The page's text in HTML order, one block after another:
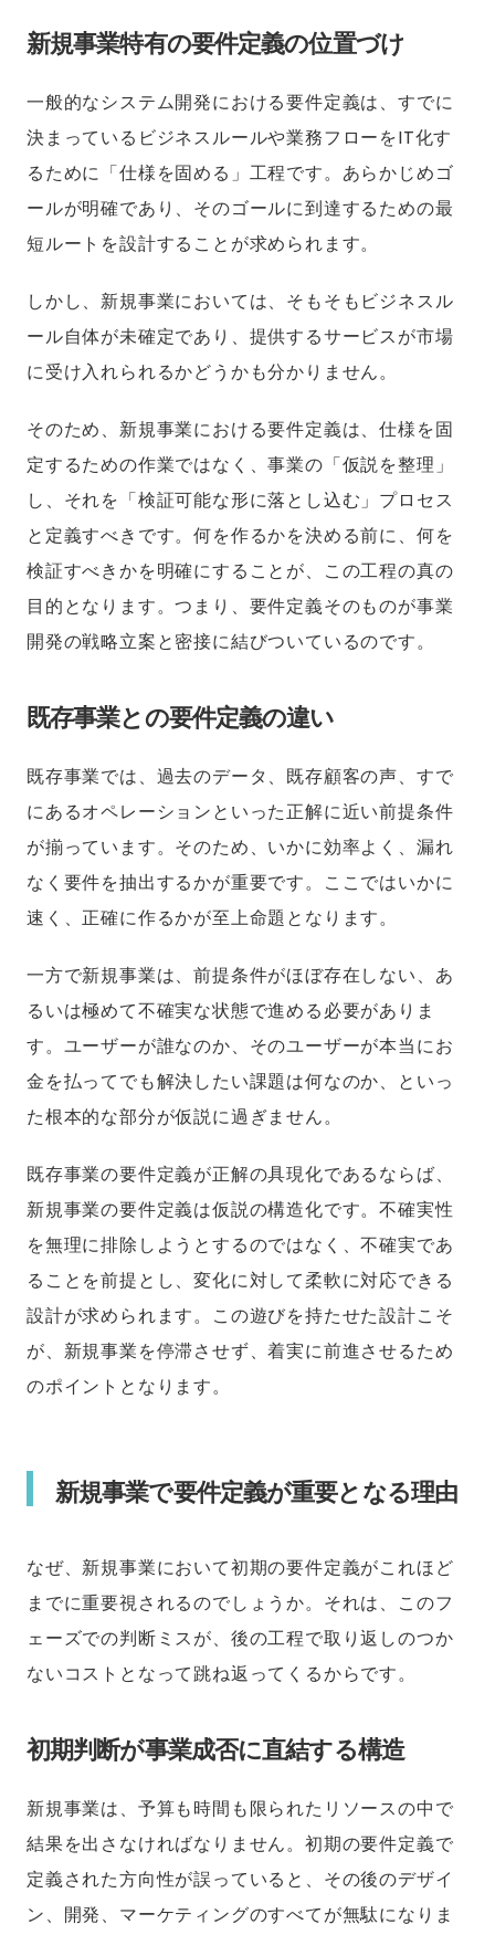
新規事業特有の要件定義の位置づけ
一般的なシステム開発における要件定義は、すでに
決まっているビジネスルールや業務フローをIT化す
るために「仕様を固める」工程です。あらかじめゴ
ールが明確であり、そのゴールに到達するための最
短ルートを設計することが求められます。
しかし、新規事業においては、そもそもビジネスル
ール自体が未確定であり、提供するサービスが市場
に受け入れられるかどうかも分かりません。
そのため、新規事業における要件定義は、仕様を固
定するための作業ではなく、事業の「仮説を整理」
し、それを「検証可能な形に落とし込む」プロセス
と定義すべきです。何を作るかを決める前に、何を
検証すべきかを明確にすることが、この工程の真の
目的となります。つまり、要件定義そのものが事業
開発の戦略立案と密接に結びついているのです。
既存事業との要件定義の違い
既存事業では、過去のデータ、既存顧客の声、すで
にあるオペレーションといった正解に近い前提条件
が揃っています。そのため、いかに効率よく、漏れ
なく要件を抽出するかが重要です。ここではいかに
速く、正確に作るかが至上命題となります。
一方で新規事業は、前提条件がほぼ存在しない、あ
るいは極めて不確実な状態で進める必要がありま
す。ユーザーが誰なのか、そのユーザーが本当にお
金を払ってでも解決したい課題は何なのか、といっ
た根本的な部分が仮説に過ぎません。
既存事業の要件定義が正解の具現化であるならば、
新規事業の要件定義は仮説の構造化です。不確実性
を無理に排除しようとするのではなく、不確実であ
ることを前提とし、変化に対して柔軟に対応できる
設計が求められます。この遊びを持たせた設計こそ
が、新規事業を停滞させず、着実に前進させるため
のポイントとなります。
新規事業で要件定義が重要となる理由
なぜ、新規事業において初期の要件定義がこれほど
までに重要視されるのでしょうか。それは、このフ
ェーズでの判断ミスが、後の工程で取り返しのつか
ないコストとなって跳ね返ってくるからです。
初期判断が事業成否に直結する構造
新規事業は、予算も時間も限られたリソースの中で
結果を出さなければなりません。初期の要件定義で
定義された方向性が誤っていると、その後のデザイ
ン、開発、マーケティングのすべてが無駄になりま